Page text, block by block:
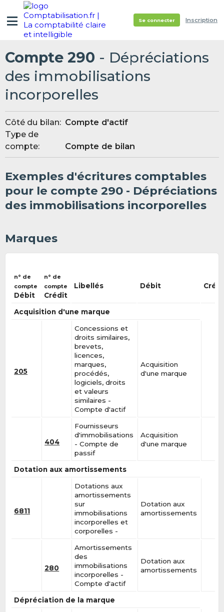
Se connecter Inscription
Compte 290 - Dépréciations
des immobilisations
incorporelles
Côté du bilan: Compte d'actif
Type de
compte:
Compte de bilan
Exemples d'écritures comptables
pour le compte 290 - Dépréciations
des immobilisations incorporelles
Marques
n° de
compte
Débit
n° de
compte
Crédit
Libellés Débit
Acquisition d'une marque
205
Concessions et
droits similaires,
brevets,
licences,
marques,
procédés,
logiciels, droits
et valeurs
similaires -
Compte d'actif
Acquisition
d'une marque
404
Fournisseurs
d'immobilisations
- Compte de
passif
Acquisition
d'une marque
Dotation aux amortissements
6811
Dotations aux
amortissements
sur
immobilisations
incorporelles et
corporelles -
Dotation aux
amortissements
280
Amortissements
des
immobilisations
incorporelles -
Compte d'actif
Dotation aux
amortissements
Dépréciation de la marque